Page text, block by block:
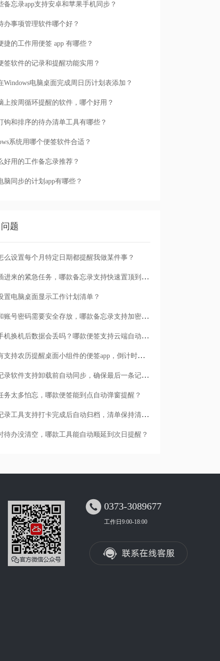
备忘录app支持安卓和苹果手机同步？
办事项管理软件哪个好？
捷的工作用便签 app 有哪些？
签软件的记录和提醒功能实用？
Windows电脑桌面完成周日历计划表添加？
上按周循环提醒的软件，哪个好用？
钩和排序的待办清单工具有哪些？
系统用哪个便签软件合适？
好用的工作备忘录推荐？
脑同步的计划app有哪些？
题
么设置每个月特定日期都提醒我做某件事？
临时插进来的紧急任务，哪款备忘录支持快速置顶到清单首位？
置电脑桌面显示工作计划清单？
日记和账号密码需要安全存放，哪款备忘录支持加密保护？
安卓手机换机后数据会丢吗？哪款便签支持云端自动备份？
有没有支持农历提醒桌面小组件的便签app，倒计时一目了然
哪款记录软件支持卸载前自动同步，确保最后一条记录不丢失？
务太多怕忘，哪款便签能到点自动弹窗提醒？
哪款记录工具支持打卡完成后自动归档，清单保持清爽？
待办没清空，哪款工具能自动顺延到次日提醒？
 0373-3089677
工作日9:00-18:00